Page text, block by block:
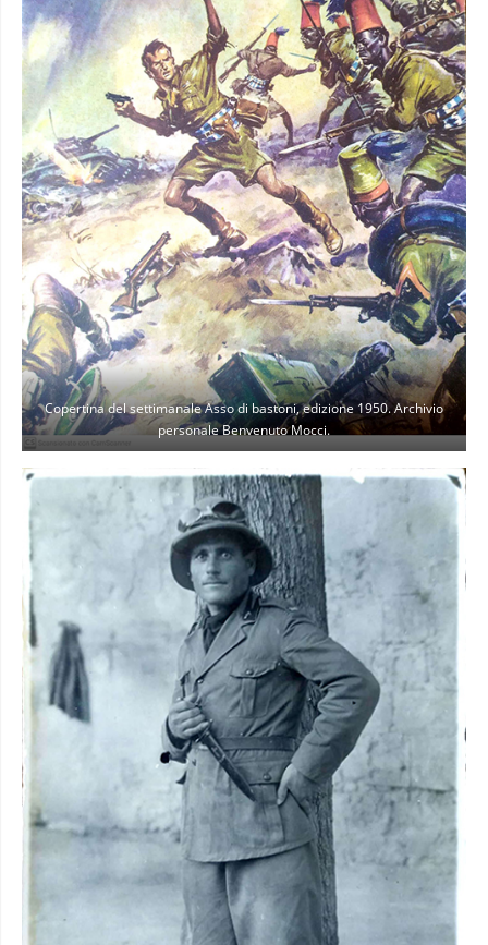
Copertina del settimanale Asso di bastoni, edizione 1950. Archivio
personale Benvenuto Mocci.